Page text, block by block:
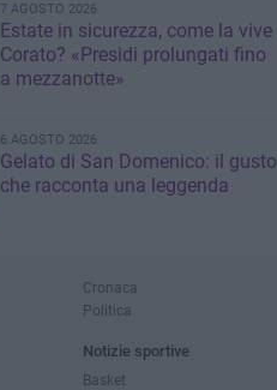
7 AGOSTO 2026
Estate in sicurezza, come la vive
Corato? «Presidi prolungati fino
a mezzanotte»
6 AGOSTO 2026
Gelato di San Domenico: il gusto
che racconta una leggenda
Cronaca
Politica
Notizie sportive
Basket